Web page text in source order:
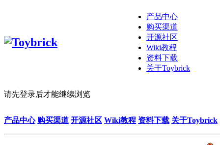
产品中心
购买渠道
开源社区
Wiki教程
资料下载
关于Toybrick
请先登录后才能继续浏览
产品中心 购买渠道 开源社区 Wiki教程 资料下载 关于Toybrick